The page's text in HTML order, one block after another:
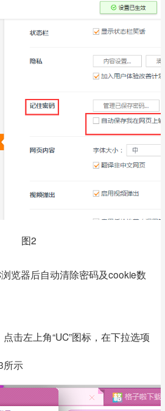
图2
器后自动清除密码及cookie数
左上角“UC”图标，在下拉选项
所示